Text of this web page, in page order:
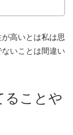
高いとは私は思
いことは間違い
ることや